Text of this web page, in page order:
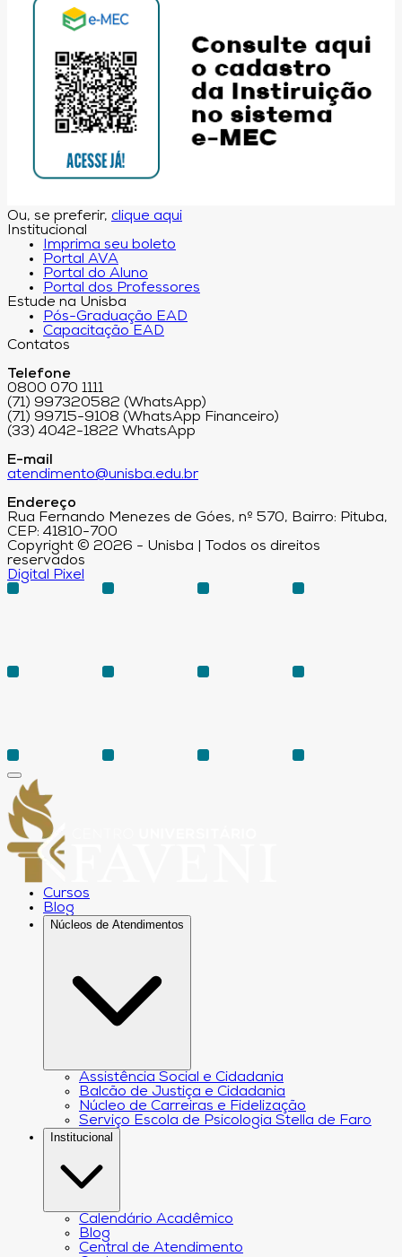
Ou, se preferir, clique aqui
Institucional
Imprima seu boleto
Portal AVA
Portal do Aluno
Portal dos Professores
Estude na Unisba
Pós-Graduação EAD
Capacitação EAD
Contatos
Telefone
0800 070 1111
(71) 997320582 (WhatsApp)
(71) 99715-9108 (WhatsApp Financeiro)
(33) 4042-1822 WhatsApp
E-mail
atendimento@unisba.edu.br
Endereço
Rua Fernando Menezes de Góes, nº 570, Bairro: Pituba,
CEP: 41810-700
Copyright © 2026 - Unisba | Todos os direitos
reservados
Digital Pixel
Cursos
Blog
Núcleos de Atendimentos
Assistência Social e Cidadania
Balcão de Justiça e Cidadania
Núcleo de Carreiras e Fidelização
Serviço Escola de Psicologia Stella de Faro
Institucional
Calendário Acadêmico
Blog
Central de Atendimento